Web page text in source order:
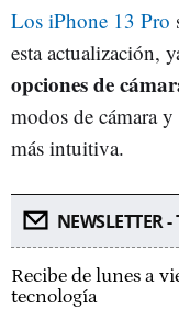
Los iPhone 13 Pro
esta actualización,
opciones de
modos de cámara
más intuitiva.
NEWSLETTER
Recibe de lunes a
tecnología